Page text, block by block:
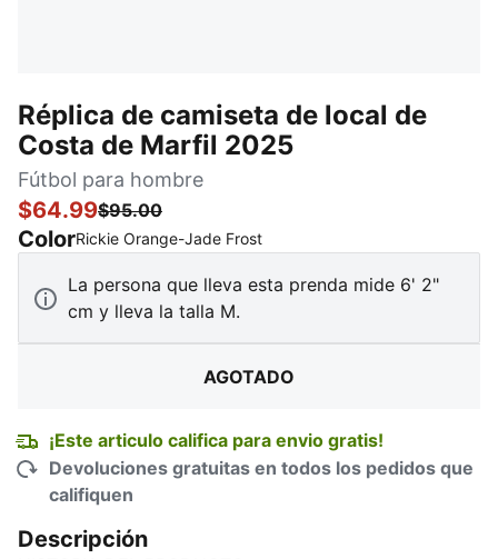
Réplica de camiseta de local de
Costa de Marfil 2025
Fútbol para hombre
$64.99$95.00
ColorRickie Orange-Jade Frost:
La persona que lleva esta prenda mide 6' 2"
cm y lleva la talla M.
AGOTADO
¡Este articulo califica para envio gratis!
Devoluciones gratuitas en todos los pedidos que
califiquen
Descripción